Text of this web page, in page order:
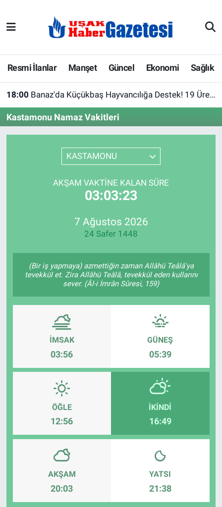
Resmi İlanlar Manşet Güncel Ekonomi Sağlık
18:00 Banaz'da Küçükbaş Hayvancılığa Destek! 19 Üreticiye Yüzde 75 Hibeli Barınak Çadırı
Kastamonu Namaz Vakitleri
KASTAMONU
AKŞAM VAKTINE KALAN SÜRE
03:03:23
7 Ağustos 2026
24 Safer 1448
(Bir iş yapmaya) azmettiğin zaman Allâhü Teâlâ'ya
tevekkül et. Zira Allâhü Teâlâ, tevekkül eden kullarını
sever. (Âl-i İmrân Sûresi, 159)
İMSAK
03:56
GÜNEŞ
05:39
ÖĞLE
12:56
İKINDI
16:49
AKŞAM
20:03
YATSI
21:38
E-Gazete
Ekonomi
Güncel
Köşe Yazarları
Resmi İlanlar
Son Dakika
Uşak Haberleri
Uşak Hava Durumu
Uşak Trafik Yoğunluk Haritası
Tüm Manşetler
Haber Arşivi